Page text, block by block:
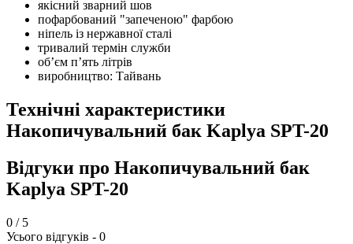
якісний зварний шов
пофарбований "запеченою" фарбою
ніпель із нержавної сталі
тривалий термін служби
об’єм п’ять літрів
виробництво: Тайвань
Технічні характеристики
Накопичувальний бак Kaplya SPT-20
Відгуки про Накопичувальний бак
Kaplya SPT-20
0 / 5
Усього відгуків - 0